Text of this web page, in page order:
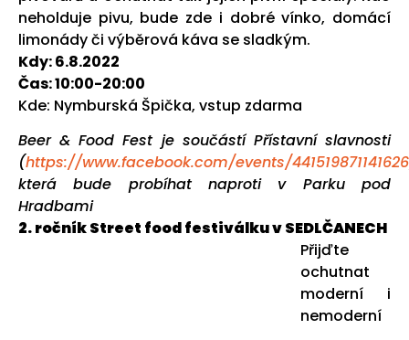
neholduje pivu, bude zde i dobré vínko, domácí
limonády či výběrová káva se sladkým.
Kdy: 6.8.2022
Čas: 10:00-20:00
Kde: Nymburská Špička, vstup zdarma
Beer & Food Fest je součástí Přístavní slavnosti
(https://www.facebook.com/events/
která bude probíhat naproti v Parku pod
Hradbami
2. ročník Street food festiválku v SEDLČANECH
Přijďte
ochutnat
moderní i
nemoderní